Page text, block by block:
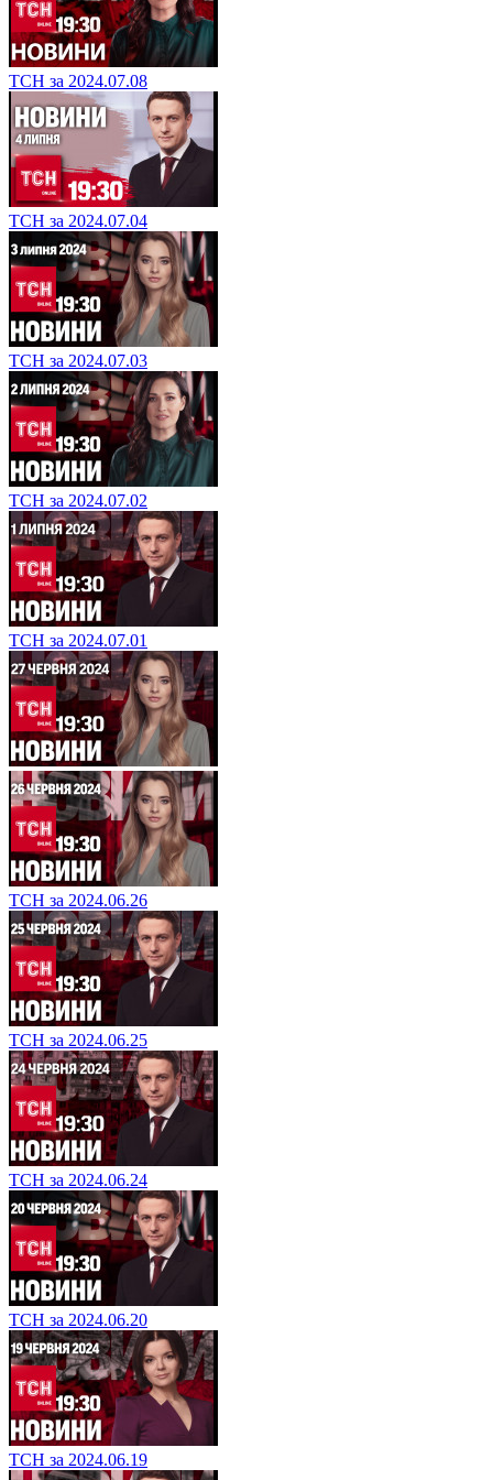
ТСН за 2024.07.08
ТСН за 2024.07.04
ТСН за 2024.07.03
ТСН за 2024.07.02
ТСН за 2024.07.01
ТСН за 2024.06.26
ТСН за 2024.06.25
ТСН за 2024.06.24
ТСН за 2024.06.20
ТСН за 2024.06.19